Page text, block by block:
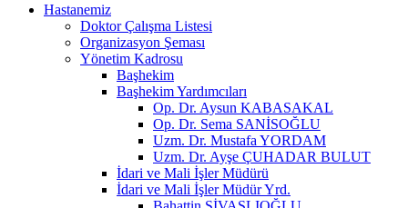
Hastanemiz
Doktor Çalışma Listesi
Organizasyon Şeması
Yönetim Kadrosu
Başhekim
Başhekim Yardımcıları
Op. Dr. Aysun KABASAKAL
Op. Dr. Sema SANİSOĞLU
Uzm. Dr. Mustafa YORDAM
Uzm. Dr. Ayşe ÇUHADAR BULUT
İdari ve Mali İşler Müdürü
İdari ve Mali İşler Müdür Yrd.